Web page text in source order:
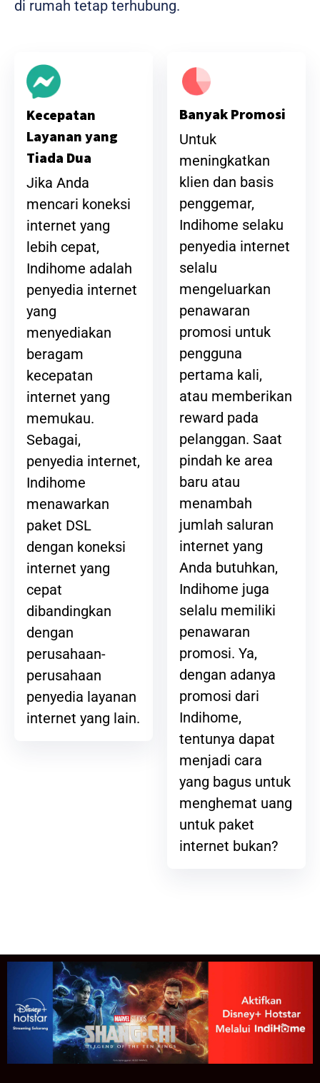
di rumah tetap terhubung.
Kecepatan
Layanan yang
Tiada Dua
Jika Anda
mencari koneksi
internet yang
lebih cepat,
Indihome adalah
penyedia internet
yang
menyediakan
beragam
kecepatan
internet yang
memukau.
Sebagai,
penyedia internet,
Indihome
menawarkan
paket DSL
dengan koneksi
internet yang
cepat
dibandingkan
dengan
perusahaan-
perusahaan
penyedia layanan
internet yang lain.
Banyak Promosi
Untuk
meningkatkan
klien dan basis
penggemar,
Indihome selaku
penyedia internet
selalu
mengeluarkan
penawaran
promosi untuk
pengguna
pertama kali,
atau memberikan
reward pada
pelanggan. Saat
pindah ke area
baru atau
menambah
jumlah saluran
internet yang
Anda butuhkan,
Indihome juga
selalu memiliki
penawaran
promosi. Ya,
dengan adanya
promosi dari
Indihome,
tentunya dapat
menjadi cara
yang bagus untuk
menghemat uang
untuk paket
internet bukan?